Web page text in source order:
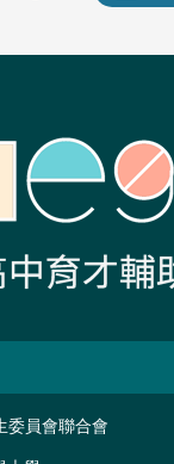
委員會聯合會